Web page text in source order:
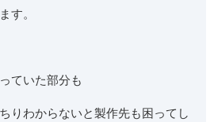
す。
ていた部分も
りわからないと製作先も困ってし